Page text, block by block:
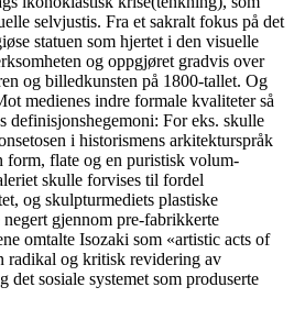
selvjustis. Fra et sakralt fokus på det
statuen som hjertet i den visuelle
og oppgjøret gradvis over
og billedkunsten på 1800-tallet. Og
medienes indre formale kvaliteter så
definisjonshegemoni: For eks. skulle
i historismens arkitekturspråk
form, flate og en puristisk volum-
skulle forvises til fordel
og skulpturmediets plastiske
gjennom pre-fabrikkerte
omtalte Isozaki som «artistic acts of
radikal og kritisk revidering av
det sosiale systemet som produserte